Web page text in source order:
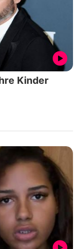
Kinder